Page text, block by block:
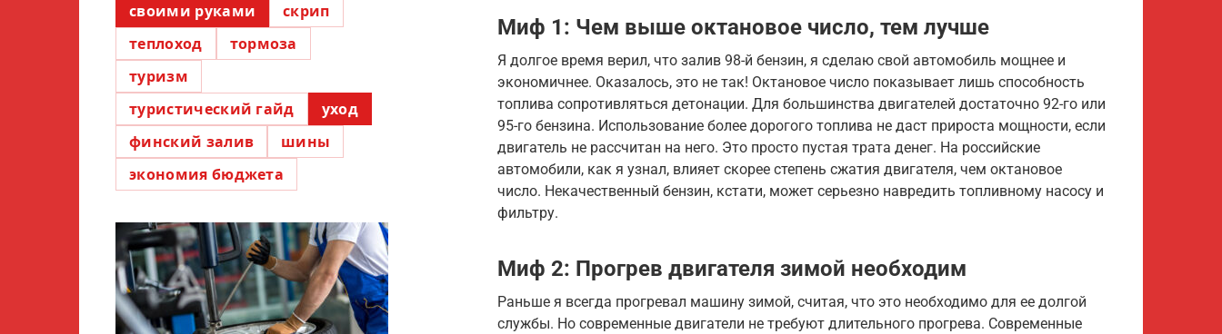
Миф 1: Чем выше октановое число, тем лучше
Я долгое время верил, что залив 98-й бензин, я сделаю свой автомобиль мощнее и
экономичнее. Оказалось, это не так! Октановое число показывает лишь способность
топлива сопротивляться детонации. Для большинства двигателей достаточно 92-го или
95-го бензина. Использование более дорогого топлива не даст прироста мощности, если
двигатель не рассчитан на него. Это просто пустая трата денег. На российские
автомобили, как я узнал, влияет скорее степень сжатия двигателя, чем октановое
число. Некачественный бензин, кстати, может серьезно навредить топливному насосу и
фильтру.
Миф 2: Прогрев двигателя зимой необходим
Раньше я всегда прогревал машину зимой, считая, что это необходимо для ее долгой
службы. Но современные двигатели не требуют длительного прогрева. Современные
своими руками
скрип
теплоход
тормоза
туризм
туристический гайд
уход
финский залив
шины
экономия бюджета